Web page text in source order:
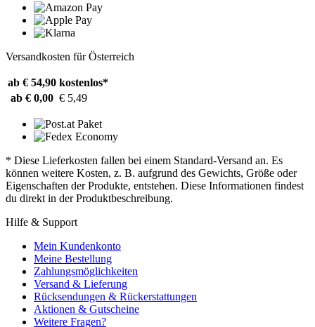
Versandkosten für Österreich
ab € 54,90 kostenlos*
ab € 0,00 € 5,49
* Diese Lieferkosten fallen bei einem Standard-Versand an. Es
können weitere Kosten, z. B. aufgrund des Gewichts, Größe oder
Eigenschaften der Produkte, entstehen. Diese Informationen findest
du direkt in der Produktbeschreibung.
Hilfe & Support
Mein Kundenkonto
Meine Bestellung
Zahlungsmöglichkeiten
Versand & Lieferung
Rücksendungen & Rückerstattungen
Aktionen & Gutscheine
Weitere Fragen?